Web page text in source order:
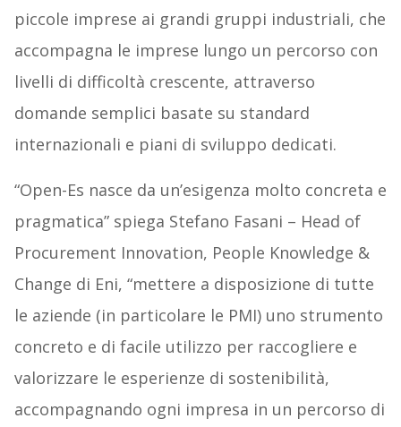
piccole imprese ai grandi gruppi industriali, che
accompagna le imprese lungo un percorso con
livelli di difficoltà crescente, attraverso
domande semplici basate su standard
internazionali e piani di sviluppo dedicati.
“Open-Es nasce da un’esigenza molto concreta e
pragmatica” spiega Stefano Fasani – Head of
Procurement Innovation, People Knowledge &
Change di Eni, “mettere a disposizione di tutte
le aziende (in particolare le PMI) uno strumento
concreto e di facile utilizzo per raccogliere e
valorizzare le esperienze di sostenibilità,
accompagnando ogni impresa in un percorso di